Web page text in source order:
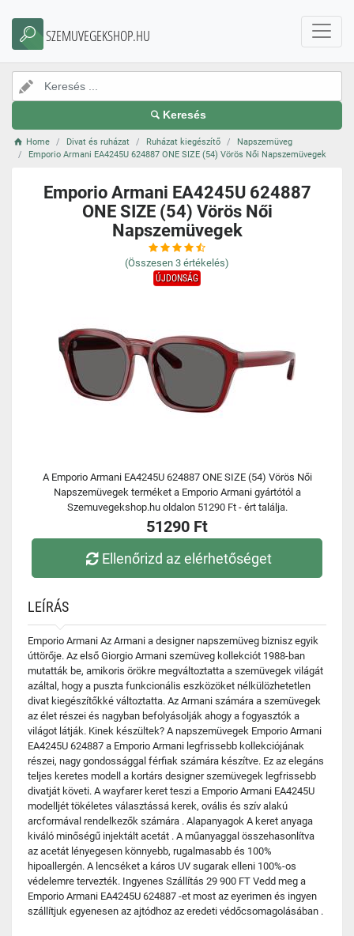
SZEMUVEGEKSHOP.HU
Keresés
Home Divat és ruházat Ruházat kiegészítő
Napszemüveg
Emporio Armani EA4245U 624887 ONE SIZE (54) Vörös Női Napszemüvegek
Emporio Armani EA4245U 624887
ONE SIZE (54) Vörös Női
Napszemüvegek
(Összesen 3 értékelés)
ÚJDONSÁG
A Emporio Armani EA4245U 624887 ONE SIZE (54) Vörös Női
Napszemüvegek terméket a Emporio Armani gyártótól a
Szemuvegekshop.hu oldalon 51290 Ft - ért találja.
51290 Ft
Ellenőrizd az elérhetőséget
LEÍRÁS
Emporio Armani Az Armani a designer napszemüveg biznisz egyik
úttörője. Az első Giorgio Armani szemüveg kollekciót 1988-ban
mutatták be, amikoris örökre megváltoztatta a szemüvegek világát
azáltal, hogy a puszta funkcionális eszközöket nélkülözhetetlen
divat kiegészítőkké változtatta. Az Armani számára a szemüvegek
az élet részei és nagyban befolyásolják ahogy a fogyasztók a
világot látják. Kinek készültek? A napszemüvegek Emporio Armani
EA4245U 624887 a Emporio Armani legfrissebb kollekciójának
részei, nagy gondossággal férfiak számára készítve. Ez az elegáns
teljes keretes modell a kortárs designer szemüvegek legfrissebb
divatját követi. A wayfarer keret teszi a Emporio Armani EA4245U
modelljét tökéletes választássá kerek, ovális és szív alakú
arcformával rendelkezők számára . Alapanyagok A keret anyaga
kiváló minőségű injektált acetát . A műanyaggal összehasonlítva
az acetát lényegesen könnyebb, rugalmasabb és 100%
hipoallergén. A lencséket a káros UV sugarak elleni 100%-os
védelemre tervezték. Ingyenes Szállítás 29 900 FT Vedd meg a
Emporio Armani EA4245U 624887 -et most az eyerimen és ingyen
szállítjuk egyenesen az ajtódhoz az eredeti védőcsomagolásában .